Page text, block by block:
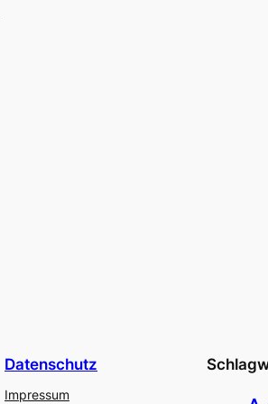
Datenschutz
Impressum